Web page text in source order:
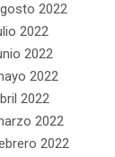
2022
2022
2022
2022
2022
2022
2022